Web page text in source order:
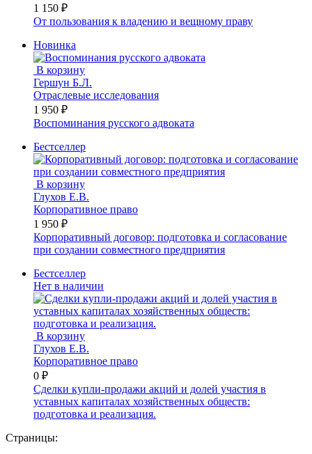
1 150 ₽
От пользования к владению и вещному праву
Новинка
В корзину
Гершун Б.Л.
Отраслевые исследования
1 950 ₽
Воспоминания русского адвоката
Бестселлер
В корзину
Глухов Е.В.
Корпоративное право
1 950 ₽
Корпоративный договор: подготовка и согласование
при создании совместного предприятия
Бестселлер
Нет в наличии
В корзину
Глухов Е.В.
Корпоративное право
0 ₽
Сделки купли-продажи акций и долей участия в
уставных капиталах хозяйственных обществ:
подготовка и реализация.
Страницы: